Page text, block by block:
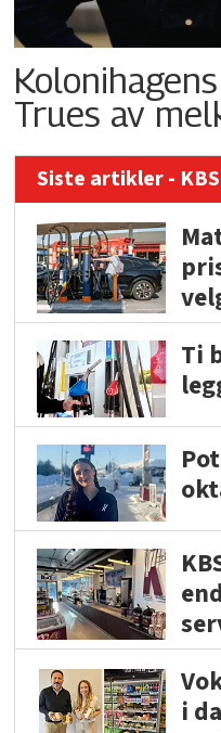
Trues av
Siste artikler - KBS
Ti
i